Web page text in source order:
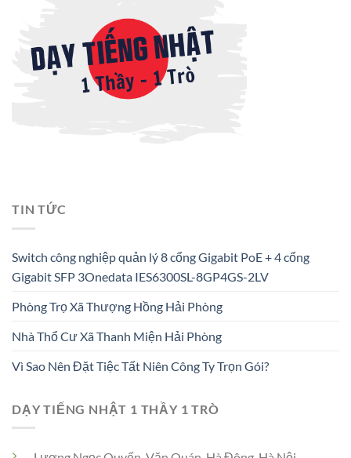
TIN TỨC
Switch công nghiệp quản lý 8 cổng Gigabit PoE + 4 cổng
Gigabit SFP 3Onedata IES6300SL-8GP4GS-2LV
Phòng Trọ Xã Thượng Hồng Hải Phòng
Nhà Thổ Cư Xã Thanh Miện Hải Phòng
Vì Sao Nên Đặt Tiệc Tất Niên Công Ty Trọn Gói?
DẠY TIẾNG NHẬT 1 THẦY 1 TRÒ